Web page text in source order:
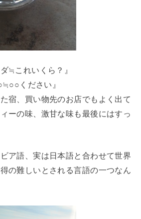
≒これいくら？』
ください』
宿、買い物先のお店でもよく出て
ーの味、激甘な味も最後にはすっ
ア語、実は日本語と合わせて世界
の難しいとされる言語の一つなん